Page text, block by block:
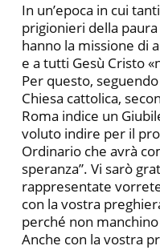
In un’epoca in cui
prigionieri della
hanno la missione di
e a tutti Gesù Cristo
Per questo,
Chiesa cattolica,
Roma indice un
voluto indire per il
Ordinario che avrà
speranza”. Vi sarò
rappresentate
con la vostra
perché non
Anche con la vostra